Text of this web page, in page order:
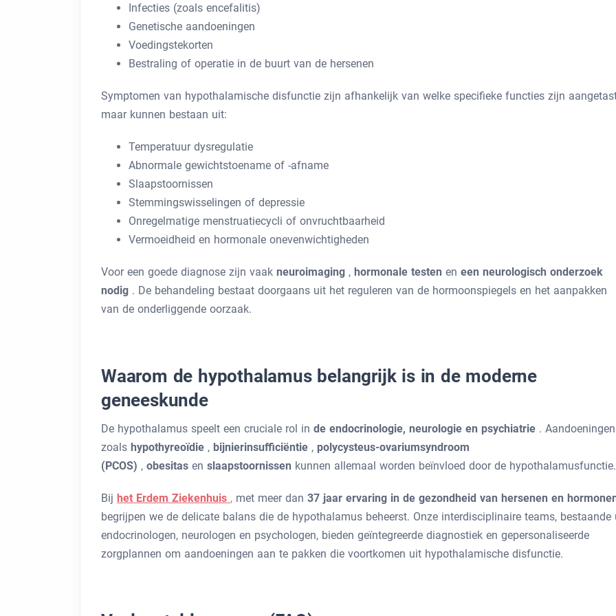
Infecties (zoals encefalitis)
Genetische aandoeningen
Voedingstekorten
Bestraling of operatie in de buurt van de hersenen
Symptomen van hypothalamische disfunctie zijn afhankelijk van welke specifieke functies zijn
maar kunnen bestaan ​​uit:
Temperatuur dysregulatie
Abnormale gewichtstoename of -afname
Slaapstoornissen
Stemmingswisselingen of depressie
Onregelmatige menstruatiecycli of onvruchtbaarheid
Vermoeidheid en hormonale onevenwichtigheden
Voor een goede diagnose zijn vaak neuroimaging , hormonale testen en een neurologisch onderzoek
nodig . De behandeling bestaat doorgaans uit het reguleren van de hormoonspiegels en het aanpakken
van de onderliggende oorzaak.
Waarom de hypothalamus belangrijk is in de moderne
geneeskunde
De hypothalamus speelt een cruciale rol in de endocrinologie, neurologie en psychiatrie . Aandoeningen
zoals hypothyreoïdie , bijnierinsufficiëntie , polycysteus-ovariumsyndroom
(PCOS) , obesitas en slaapstoornissen kunnen allemaal worden beïnvloed door de hypothalamusfunctie.
Bij het Erdem Ziekenhuis , met meer dan 37 jaar ervaring in de gezondheid van hersenen en
begrijpen we de delicate balans die de hypothalamus beheerst. Onze interdisciplinaire teams, bestaande
endocrinologen, neurologen en psychologen, bieden geïntegreerde diagnostiek en gepersonaliseerde
zorgplannen om aandoeningen aan te pakken die voortkomen uit hypothalamische disfunctie.